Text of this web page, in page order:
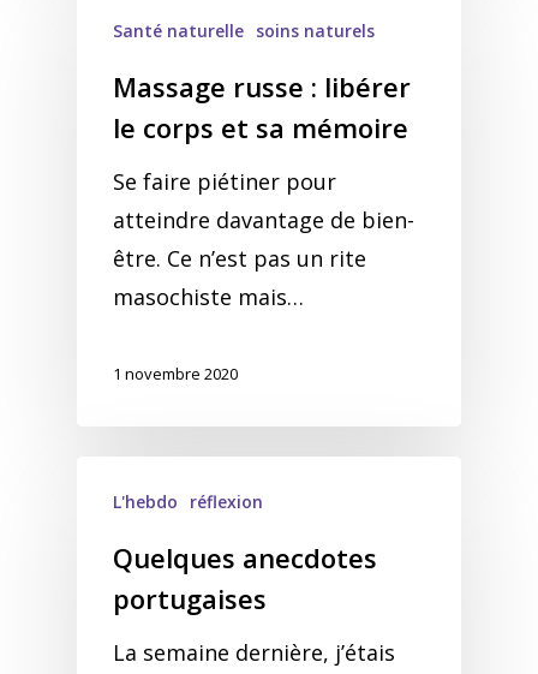
Santé naturelle soins naturels
Massage russe : libérer
le corps et sa mémoire
Se faire piétiner pour
atteindre davantage de bien-
être. Ce n’est pas un rite
masochiste mais…
1 novembre 2020
L'hebdo réflexion
Quelques anecdotes
portugaises
La semaine dernière, j’étais